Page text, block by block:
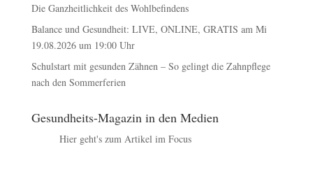
Die Ganzheitlichkeit des Wohlbefindens
Balance und Gesundheit: LIVE, ONLINE, GRATIS am Mi
19.08.2026 um 19:00 Uhr
Schulstart mit gesunden Zähnen – So gelingt die Zahnpflege
nach den Sommerferien
Gesundheits-Magazin in den Medien
Hier geht's zum Artikel im Focus